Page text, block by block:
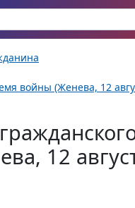
войны (Женева, 12
12